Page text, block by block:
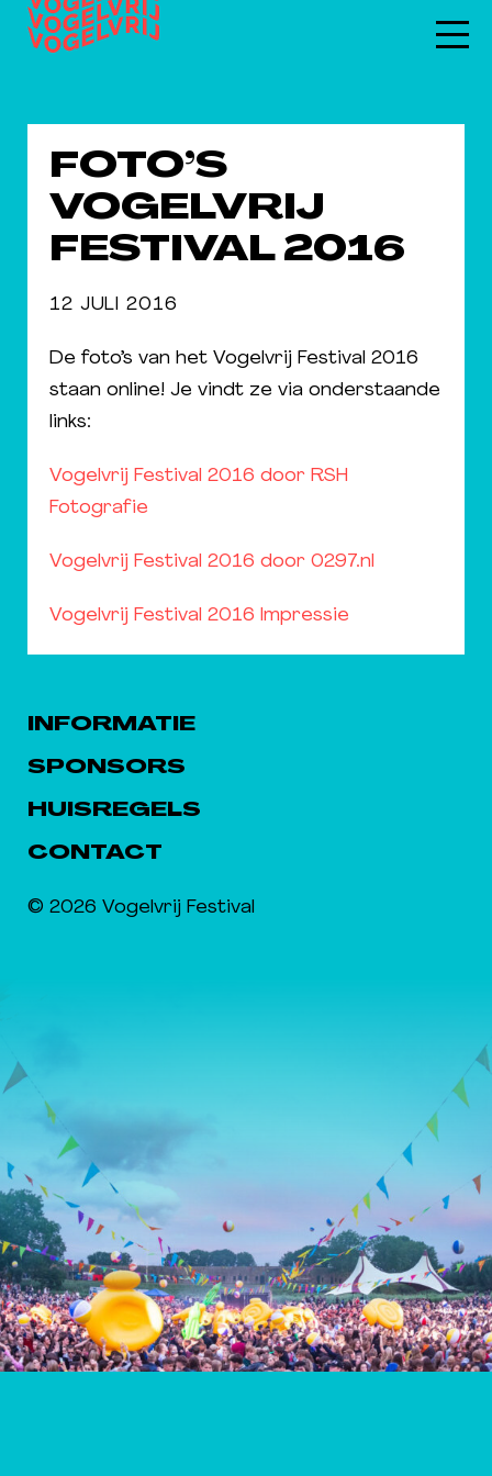
FOTO’S
VOGELVRIJ
FESTIVAL 2016
12 JULI 2016
De foto’s van het Vogelvrij Festival 2016
staan online! Je vindt ze via onderstaande
links:
Vogelvrij Festival 2016 door RSH
Fotografie
Vogelvrij Festival 2016 door 0297.nl
Vogelvrij Festival 2016 Impressie
INFORMATIE
SPONSORS
HUISREGELS
CONTACT
© 2026 Vogelvrij Festival